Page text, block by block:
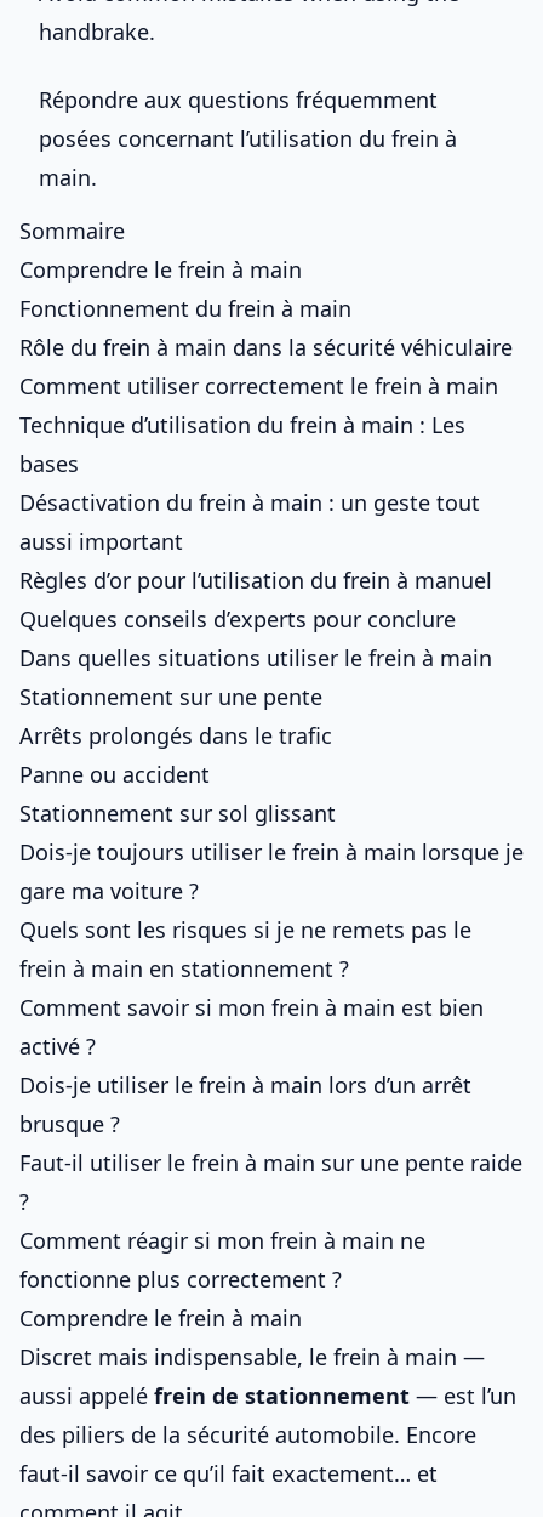
handbrake.
Répondre aux questions fréquemment
posées concernant l’utilisation du frein à
main.
Sommaire
Comprendre le frein à main
Fonctionnement du frein à main
Rôle du frein à main dans la sécurité véhiculaire
Comment utiliser correctement le frein à main
Technique d’utilisation du frein à main : Les
bases
Désactivation du frein à main : un geste tout
aussi important
Règles d’or pour l’utilisation du frein à manuel
Quelques conseils d’experts pour conclure
Dans quelles situations utiliser le frein à main
Stationnement sur une pente
Arrêts prolongés dans le trafic
Panne ou accident
Stationnement sur sol glissant
Dois-je toujours utiliser le frein à main lorsque je
gare ma voiture ?
Quels sont les risques si je ne remets pas le
frein à main en stationnement ?
Comment savoir si mon frein à main est bien
activé ?
Dois-je utiliser le frein à main lors d’un arrêt
brusque ?
Faut-il utiliser le frein à main sur une pente raide
?
Comment réagir si mon frein à main ne
fonctionne plus correctement ?
Comprendre le frein à main
Discret mais indispensable, le frein à main —
aussi appelé frein de stationnement — est l’un
des piliers de la sécurité automobile. Encore
faut-il savoir ce qu’il fait exactement… et